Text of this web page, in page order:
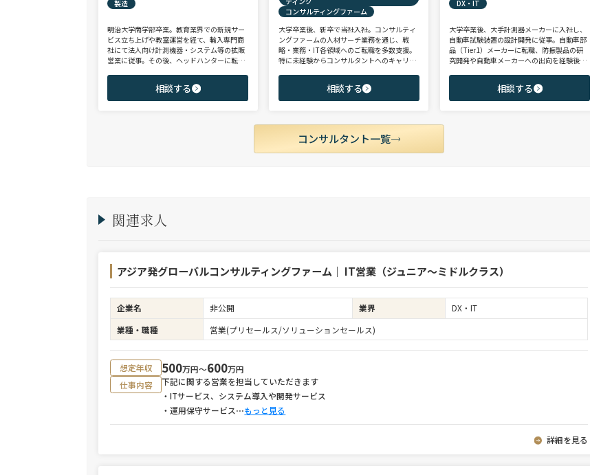
製造
明治大学商学部卒業。教育業界での新規サー
ビス立ち上げや教室運営を経て、輸入専門商
社にて法人向け計測機器・システム等の拡販
営業に従事。その後、ヘッドハンターに転身
て当社に参画。 製造全般/プラントエンジニ
アリング/物流/SIer/SaaSまで幅広い領域、職
相談する
コンサルティングファーム
大学卒業後、新卒で当社入社。コンサルティ
ングファームの人材サーチ業務を通じ、戦
略・業務・IT各領域へのご転職を多数支援。
特に未経験からコンサルタントへのキャリア
ご志向と市場動向を踏まえ最適なキャリアを
ご提案させていただきます。
相談する
DX・IT
大学卒業後、大手計測器メーカーに入社し、
自動車試験装置の設計開発に従事。自動車部
品（Tier1）メーカーに転職、防振製品の研
究開発や自動車メーカーへの出向を経験後、
ど幅広いご支援実績。 【受賞歴】 ・日経転職
版 Performance Award Executive部門 MVP ・
相談する
コンサルタント一覧
関連求人
アジア発グローバルコンサルティングファーム｜ IT営業（ジュニア～ミドルクラス）
企業名 非公開 業界
DX・IT
業種・職種
営業(プリセールス/ソリューションセールス)
想定年収 500万円〜600万円
仕事内容
下記に関する営業を担当していただきます
・ITサービス、システム導入や開発サービス
・運用保守サービス⋯もっと見る
詳細を見る